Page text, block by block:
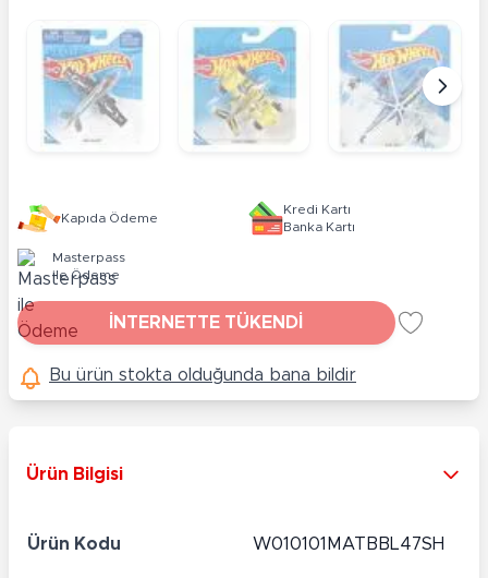
Kapıda Ödeme
Kredi Kartı
Banka Kartı
Masterpass
ile Ödeme
İNTERNETTE TÜKENDİ
Bu ürün stokta olduğunda bana bildir
Ürün Bilgisi
Ürün Kodu W010101MATBBL47SH